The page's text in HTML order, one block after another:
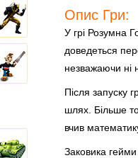
Опис Гри:
У грі Розумна
доведеться
незважаючи ні
Після запуску
шлях. Більше
вчив
Заковика